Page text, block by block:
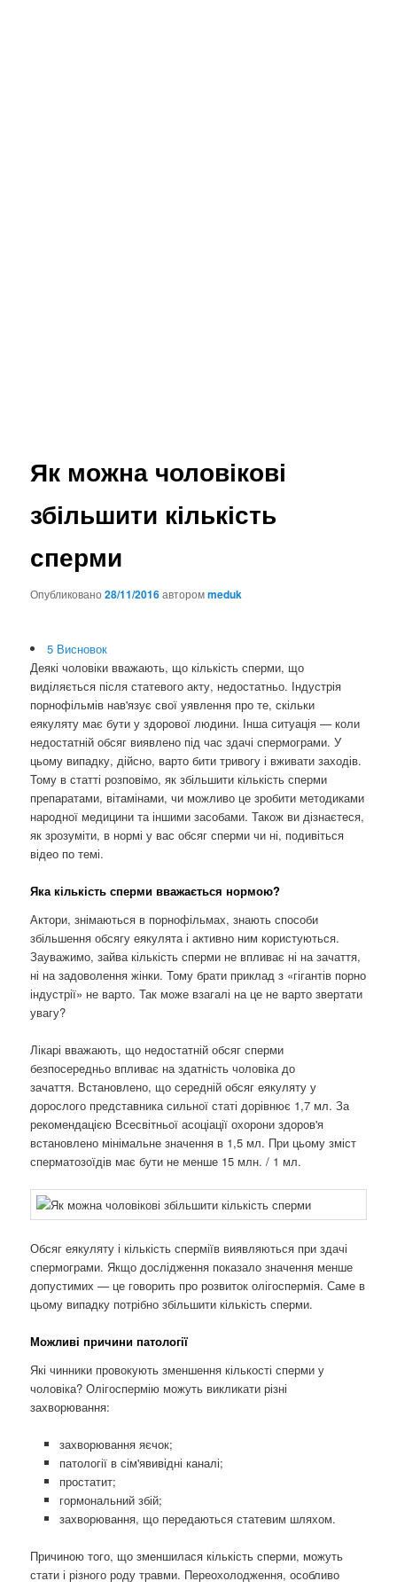
Як можна чоловікові
збільшити кількість
сперми
Опубликовано28/11/2016авторомmeduk
5 Висновок
Деякі чоловіки вважають, що кількість сперми, що
виділяється після статевого акту, недостатньо. Індустрія
порнофільмів нав'язує свої уявлення про те, скільки
еякуляту має бути у здорової людини. Інша ситуація — коли
недостатній обсяг виявлено під час здачі спермограми. У
цьому випадку, дійсно, варто бити тривогу і вживати заходів.
Тому в статті розповімо, як збільшити кількість сперми
препаратами, вітамінами, чи можливо це зробити методиками
народної медицини та іншими засобами. Також ви дізнаєтеся,
як зрозуміти, в нормі у вас обсяг сперми чи ні, подивіться
відео по темі.
Яка кількість сперми вважається нормою?
Актори, знімаються в порнофільмах, знають способи
збільшення обсягу еякулята і активно ним користуються.
Зауважимо, зайва кількість сперми не впливає ні на зачаття,
ні на задоволення жінки. Тому брати приклад з «гігантів порно
індустрії» не варто. Так може взагалі на це не варто звертати
увагу?
Лікарі вважають, що недостатній обсяг сперми
безпосередньо впливає на здатність чоловіка до
зачаття. Встановлено, що середній обсяг еякуляту у
дорослого представника сильної статі дорівнює 1,7 мл. За
рекомендацією Всесвітньої асоціації охорони здоров'я
встановлено мінімальне значення в 1,5 мл. При цьому зміст
сперматозоїдів має бути не менше 15 млн. / 1 ​​мл.
Обсяг еякуляту і кількість сперміїв виявляються при здачі
спермограми. Якщо дослідження показало значення менше
допустимих — це говорить про розвиток олігоспермія. Саме в
цьому випадку потрібно збільшити кількість сперми.
Можливі причини патології
Які чинники провокують зменшення кількості сперми у
чоловіка? Олігоспермію можуть викликати різні
захворювання:
захворювання яєчок;
патології в сім'явивідні каналі;
простатит;
гормональний збій;
захворювання, що передаються статевим шляхом.
Причиною того, що зменшилася кількість сперми, можуть
стати і різного роду травми. Переохолодження, особливо